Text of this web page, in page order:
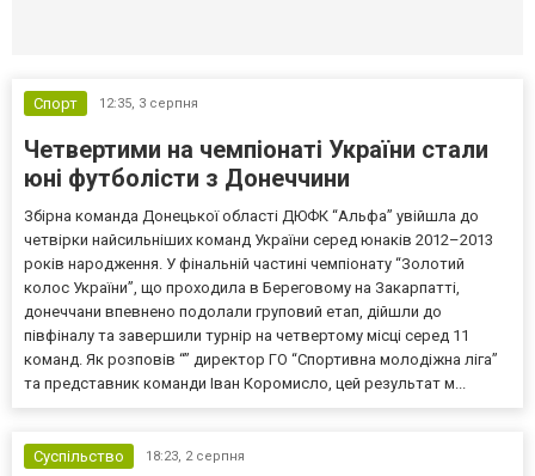
Спорт 12:35, 3 серпня
Четвертими на чемпіонаті України стали
юні футболісти з Донеччини
Збірна команда Донецької області ДЮФК “Альфа” увійшла до
четвірки найсильніших команд України серед юнаків 2012–2013
років народження. У фінальній частині чемпіонату “Золотий
колос України”, що проходила в Береговому на Закарпатті,
донеччани впевнено подолали груповий етап, дійшли до
півфіналу та завершили турнір на четвертому місці серед 11
команд. Як розповів “” директор ГО “Спортивна молодіжна ліга”
та представник команди Іван Коромисло, цей результат м...
Суспільство 18:23, 2 серпня